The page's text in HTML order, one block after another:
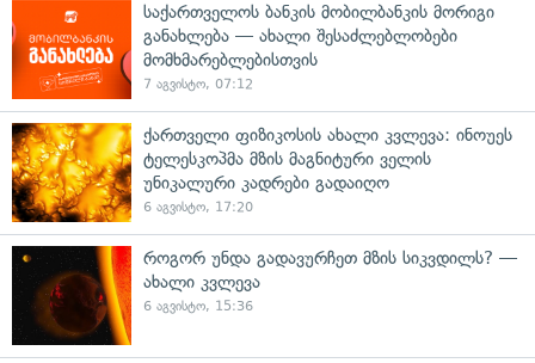
საქართველოს ბანკის მობილბანკის მორიგი
განახლება — ახალი შესაძლებლობები
მომხმარებლებისთვის
7 აგვისტო, 07:12
ქართველი ფიზიკოსის ახალი კვლევა: ინოუეს
ტელესკოპმა მზის მაგნიტური ველის
უნიკალური კადრები გადაიღო
6 აგვისტო, 17:20
როგორ უნდა გადავურჩეთ მზის სიკვდილს? —
ახალი კვლევა
6 აგვისტო, 15:36